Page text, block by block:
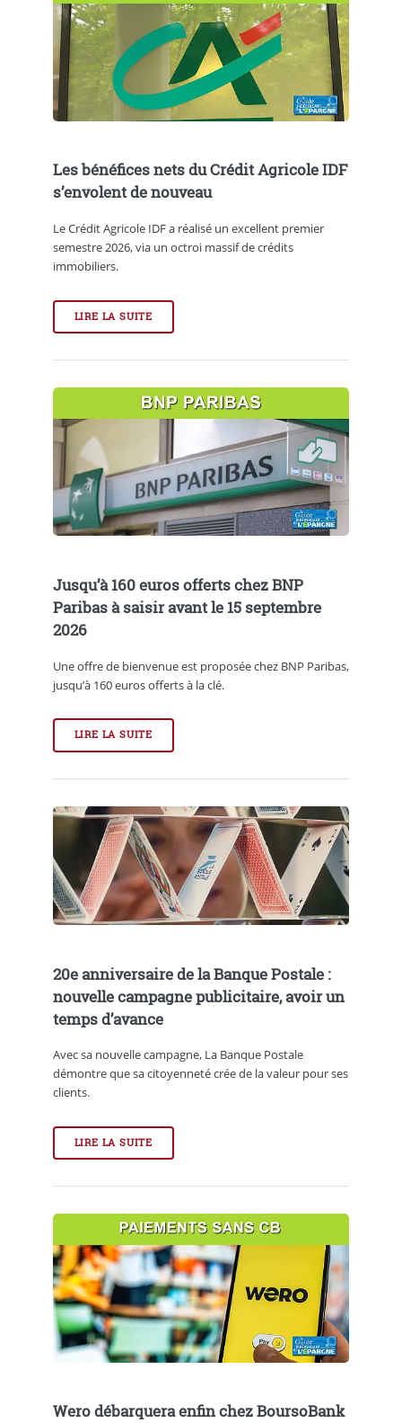
Les bénéfices nets du Crédit Agricole IDF
s’envolent de nouveau
Le Crédit Agricole IDF a réalisé un excellent premier
semestre 2026, via un octroi massif de crédits
immobiliers.
LIRE LA SUITE
Jusqu’à 160 euros offerts chez BNP
Paribas à saisir avant le 15 septembre
2026
Une offre de bienvenue est proposée chez BNP Paribas,
jusqu’à 160 euros offerts à la clé.
LIRE LA SUITE
20e anniversaire de la Banque Postale :
nouvelle campagne publicitaire, avoir un
temps d’avance
Avec sa nouvelle campagne, La Banque Postale
démontre que sa citoyenneté crée de la valeur pour ses
clients.
LIRE LA SUITE
Wero débarquera enfin chez BoursoBank